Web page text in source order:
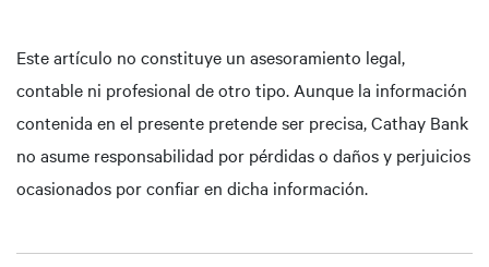
Este artículo no constituye un asesoramiento legal,
contable ni profesional de otro tipo. Aunque la información
contenida en el presente pretende ser precisa, Cathay Bank
no asume responsabilidad por pérdidas o daños y perjuicios
ocasionados por confiar en dicha información.